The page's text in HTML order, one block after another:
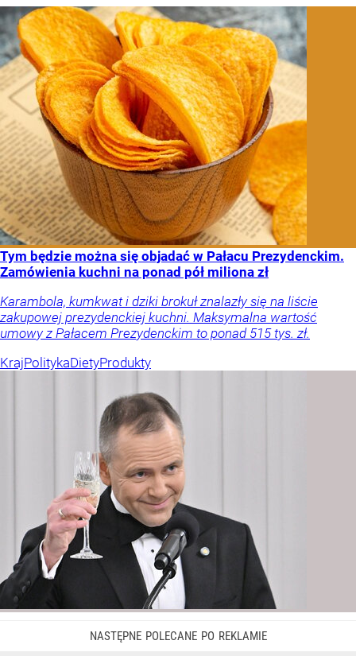
Tym będzie można się objadać w Pałacu Prezydenckim.
Zamówienia kuchni na ponad pół miliona zł
Karambola, kumkwat i dziki brokuł znalazły się na liście
zakupowej prezydenckiej kuchni. Maksymalna wartość
umowy z Pałacem Prezydenckim to ponad 515 tys. zł.
KrajPolitykaDietyProdukty